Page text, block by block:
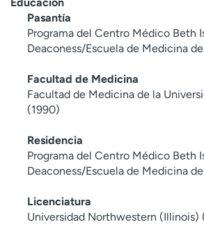
Pasantía
Programa del Centro Médico Beth
Deaconess/Escuela de Medicina
Facultad de Medicina
Facultad de Medicina de la
(1990)
Residencia
Programa del Centro Médico Beth
Deaconess/Escuela de Medicina
Licenciatura
Universidad Northwestern (Illinois)